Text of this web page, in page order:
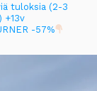
tuloksia (2-3
+13v
-57%